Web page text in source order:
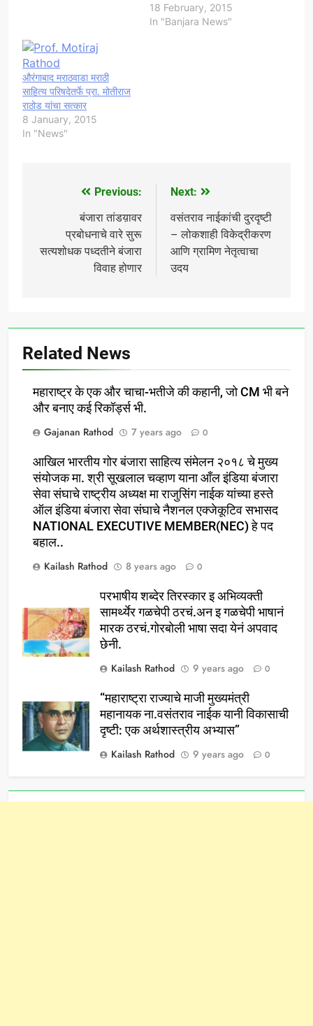
18 February, 2015
In "Banjara News"
औरंगाबाद मराठवाडा मराठी
साहित्य परिषदेतर्फे प्रा. मोतीराज
राठोड यांचा सत्कार
8 January, 2015
In "News"
navigation
Previous:
बंजारा तांडय़ावर
प्रबोधनाचे वारे सुरू
सत्यशोधक पध्दतीने बंजारा
विवाह होणार
Next:
वसंतराव नाईकांची दुरदृष्टी
– लोकशाही विकेद्रीकरण
आणि ग्रामिण नेतृत्वाचा
उदय
Related News
महाराष्ट्र के एक और चाचा-भतीजे की कहानी, जो CM भी बने
और बनाए कई रिकॉर्ड्स भी.
Gajanan Rathod
7 years ago 0
आखिल भारतीय गोर बंजारा साहित्य संमेलन २०१८ चे मुख्य
संयोजक मा. श्री सूखलाल चव्हाण याना आँल इंडिया बंजारा
सेवा संघाचे राष्ट्रीय अध्यक्ष मा राजुसिंग नाईक यांच्या हस्ते
ऑल इंडिया बंजारा सेवा संघाचे नैशनल एक्जेकूटिव सभासद
NATIONAL EXECUTIVE MEMBER(NEC) हे पद
बहाल..
Kailash Rathod
8 years ago 0
परभाषीय शब्देर तिरस्कार इ अभिव्यक्ती
सामर्थ्येर गळचेपी ठरचं.अन इ गळचेपी भाषानं
मारक ठरचं.गोरबोली भाषा सदा येनं अपवाद
छेनी.
Kailash Rathod
9 years ago 0
“महाराष्ट्रा राज्याचे माजी मुख्यमंत्री
महानायक ना.वसंतराव नाईक यानी विकासाची
दृष्टी: एक अर्थशास्त्रीय अभ्यास”
Kailash Rathod
9 years ago 0